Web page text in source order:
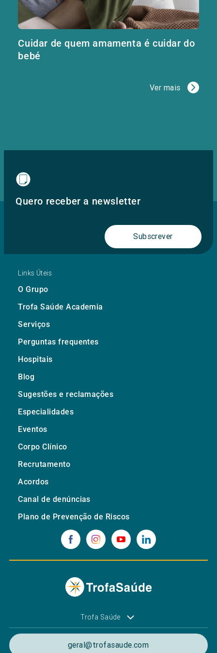
Cuidar de quem amamenta é cuidar do
bebé
Ver mais
Quero receber a newsletter
Subscrever
Links Úteis
O Grupo
Trofa Saúde Academia
Serviços
Perguntas frequentes
Hospitais
Blog
Sugestões e reclamações
Especialidades
Eventos
Corpo Clínico
Recrutamento
Acordos
Canal de denúncias
Plano de Prevenção de Riscos
Trofa Saúde
geral@trofasaude.com